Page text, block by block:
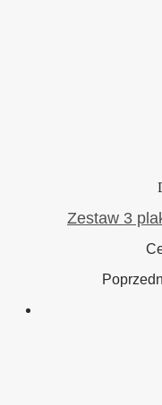
Zestaw 3